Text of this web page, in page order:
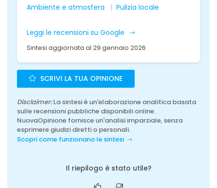
Ambiente e atmosfera
Pulizia locale
Leggi le recensioni su Google
Sintesi aggiornata al 29 gennaio 2026
SCRIVI LA TUA OPINIONE
Disclaimer:La sintesi è un'elaborazione analitica basata
sulle recensioni pubbliche disponibili online.
NuovaOpinione fornisce un'analisi imparziale, senza
esprimere giudizi diretti o personali.
Scopri come funzionano le sintesi
Il riepilogo è stato utile?